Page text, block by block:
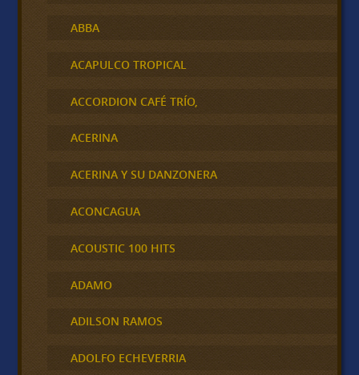
ABBA
ACAPULCO TROPICAL
ACCORDION CAFÉ TRÍO,
ACERINA
ACERINA Y SU DANZONERA
ACONCAGUA
ACOUSTIC 100 HITS
ADAMO
ADILSON RAMOS
ADOLFO ECHEVERRIA